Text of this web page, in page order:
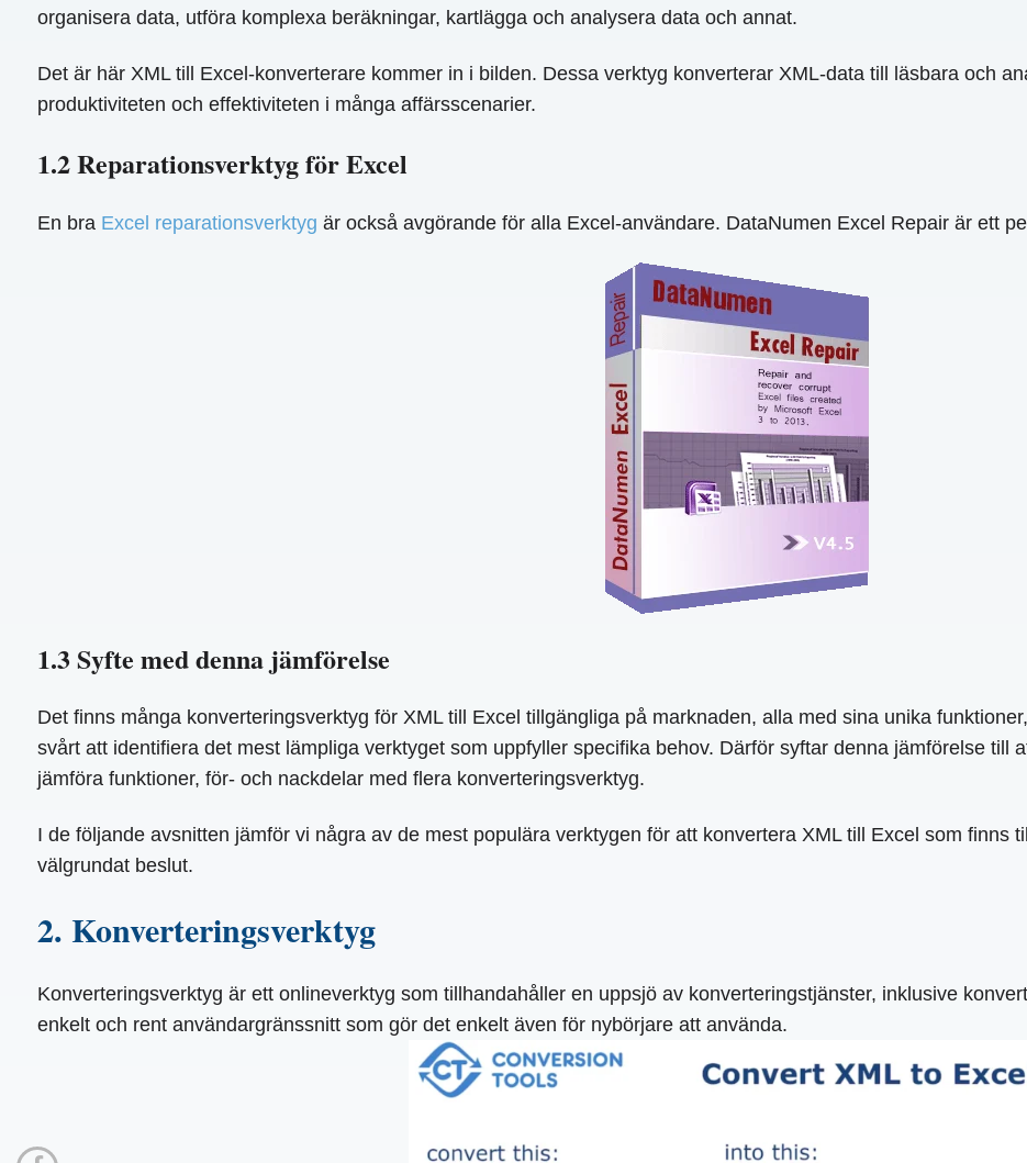
organisera data, utföra komplexa beräkningar, kartlägga och analysera data och annat.
Det är här XML till Excel-konverterare kommer in i bilden. Dessa verktyg konverterar XML-data till läsbara och
produktiviteten och effektiviteten i många affärsscenarier.
1.2 Reparationsverktyg för Excel
En bra Excel reparationsverktyg är också avgörande för alla Excel-användare. DataNumen Excel Repair är ett
1.3 Syfte med denna jämförelse
Det finns många konverteringsverktyg för XML till Excel tillgängliga på marknaden, alla med sina unika
svårt att identifiera det mest lämpliga verktyget som uppfyller specifika behov. Därför syftar denna jämförelse till
jämföra funktioner, för- och nackdelar med flera konverteringsverktyg.
I de följande avsnitten jämför vi några av de mest populära verktygen för att konvertera XML till Excel som finns
välgrundat beslut.
2. Konverteringsverktyg
Konverteringsverktyg är ett onlineverktyg som tillhandahåller en uppsjö av konverteringstjänster, inklusive
enkelt och rent användargränssnitt som gör det enkelt även för nybörjare att använda.